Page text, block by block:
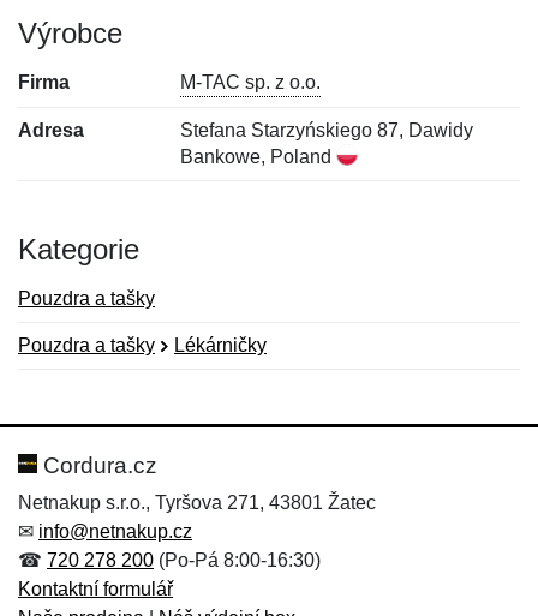
Výrobce
Firma M-TAC sp. z o.o.
Adresa
Stefana Starzyńskiego 87, Dawidy
Bankowe, Poland
Kategorie
Pouzdra a tašky
Pouzdra a tašky Lékárničky
Hodnocení:
Jméno: *
Jméno:
E-mail:*
Cordura.cz
Netnakup s.r.o., Tyršova 271, 43801 Žatec
✉ info@netnakup.cz
☎ 720 278 200 (Po-Pá 8:00-16:30)
Kontaktní formulář